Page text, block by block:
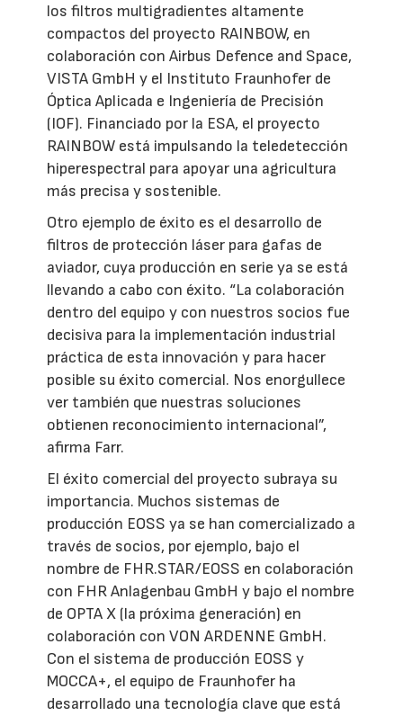
los filtros multigradientes altamente
compactos del proyecto RAINBOW, en
colaboración con Airbus Defence and Space,
VISTA GmbH y el Instituto Fraunhofer de
Óptica Aplicada e Ingeniería de Precisión
(IOF). Financiado por la ESA, el proyecto
RAINBOW está impulsando la teledetección
hiperespectral para apoyar una agricultura
más precisa y sostenible.
Otro ejemplo de éxito es el desarrollo de
filtros de protección láser para gafas de
aviador, cuya producción en serie ya se está
llevando a cabo con éxito. “La colaboración
dentro del equipo y con nuestros socios fue
decisiva para la implementación industrial
práctica de esta innovación y para hacer
posible su éxito comercial. Nos enorgullece
ver también que nuestras soluciones
obtienen reconocimiento internacional”,
afirma Farr.
El éxito comercial del proyecto subraya su
importancia. Muchos sistemas de
producción EOSS ya se han comercializado a
través de socios, por ejemplo, bajo el
nombre de FHR.STAR/EOSS en colaboración
con FHR Anlagenbau GmbH y bajo el nombre
de OPTA X (la próxima generación) en
colaboración con VON ARDENNE GmbH.
Con el sistema de producción EOSS y
MOCCA+, el equipo de Fraunhofer ha
desarrollado una tecnología clave que está